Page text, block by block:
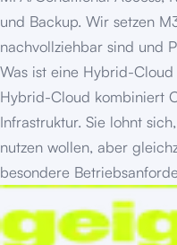
und Backup. Wir setzen
nachvollziehbar sind und
Was ist eine Hybrid-
Hybrid-Cloud kombiniert
Infrastruktur. Sie lohnt
nutzen wollen, aber
besondere